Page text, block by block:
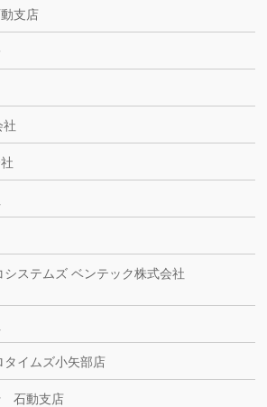
支店
社
システムズ ベンテック株式会社
タイムズ小矢部店
石動支店